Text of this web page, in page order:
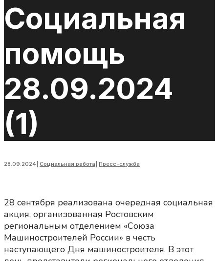
Социальная
помощь
28.09.2024
(1)
28.09.2024 Социальная работа Пресс-служба
28 сентября реализована очередная социальная
акция, организованная Ростовским
региональным отделением «Союза
Машиностроителей России» в честь
наступающего Дня машиностроителя. В этот